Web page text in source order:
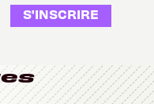
S'INSCRIRE